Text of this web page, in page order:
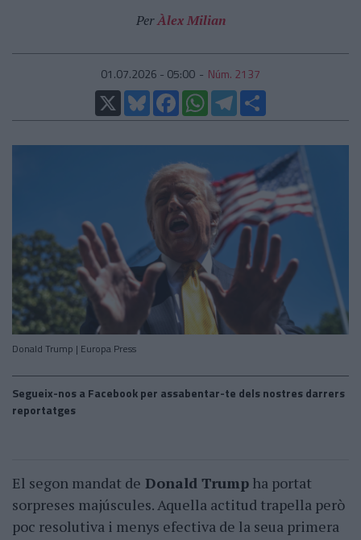
PerÀlex Milian
01.07.2026 - 05:00
Núm. 2137
X
BlueskyFacebookWhatsAppTelegram
Donald Trump | Europa Press
Segueix-nos a Facebook per assabentar-te dels nostres darrers
reportatges
El segon mandat de Donald Trump ha portat
sorpreses majúscules. Aquella actitud trapella però
poc resolutiva i menys efectiva de la seua primera